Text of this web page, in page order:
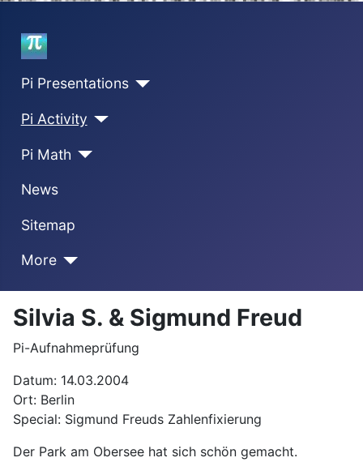
Home
Pi Presentations
Pi Activity
Pi Math
News
Sitemap
More
Silvia S. & Sigmund Freud
Pi-Aufnahmeprüfung
Datum: 14.03.2004
Ort: Berlin
Special: Sigmund Freuds Zahlenfixierung
Der Park am Obersee hat sich schön gemacht.